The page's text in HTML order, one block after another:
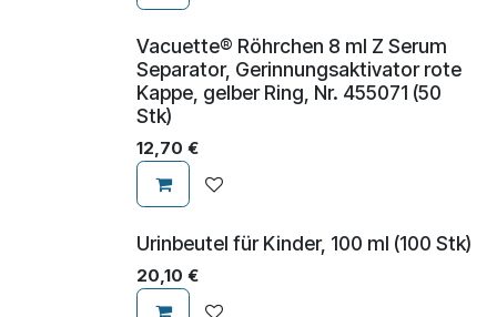
Vacuette® Röhrchen 8 ml Z Serum
Separator, Gerinnungsaktivator rote
Kappe, gelber Ring, Nr. 455071 (50
Stk)
12,70 €
Urinbeutel für Kinder, 100 ml (100 Stk)
20,10 €